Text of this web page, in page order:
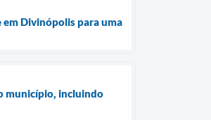
em Divinópolis para uma
município, incluindo